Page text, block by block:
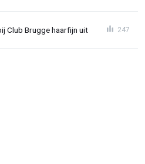
Club Brugge haarfijn uit 247